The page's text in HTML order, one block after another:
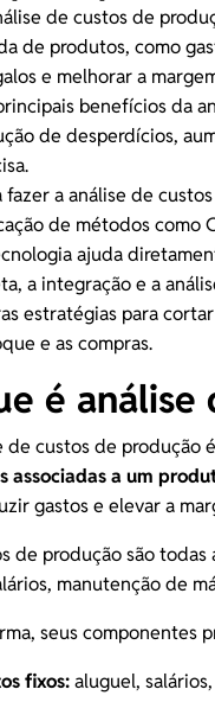
de custos de
de produtos, como
e melhorar a
benefícios da
de desperdícios,
fazer a análise de
de métodos como
ajuda
a integração e a
estratégias para
e as compras.
é análise
de custos de produção
associadas a um
gastos eelevar a
de produção são
manutenção de
seus componentes
fixos:aluguel,